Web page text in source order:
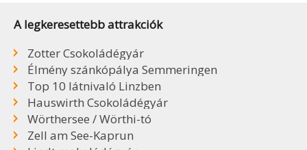
A legkeresettebb attrakciók
Zotter Csokoládégyár
Élmény szánkópálya Semmeringen
Top 10 látnivaló Linzben
Hauswirth Csokoládégyár
Wörthersee / Wörthi-tó
Zell am See-Kaprun